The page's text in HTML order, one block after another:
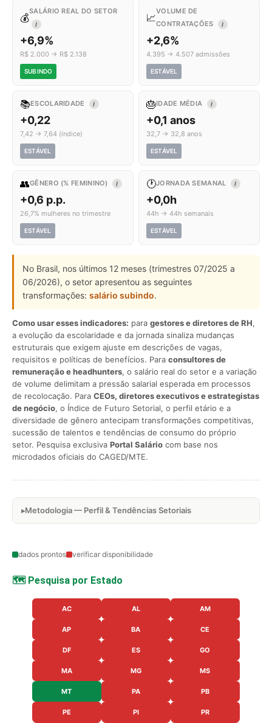
💰
SALÁRIO REAL DO SETOR
I
+6,9%
R$ 2.000 → R$ 2.138
SUBINDO
📈
VOLUME DE
CONTRATAÇÕES
I
+2,6%
4.395 → 4.507 admissões
ESTÁVEL
📚ESCOLARIDADE I
+0,22
7,42 → 7,64 (índice)
ESTÁVEL
🎂IDADE MÉDIA I
+0,1 anos
32,7 → 32,8 anos
ESTÁVEL
👥GÊNERO (% FEMININO) I
+0,6 p.p.
26,7% mulheres no trimestre
ESTÁVEL
🕐JORNADA SEMANAL I
+0,0h
44h → 44h semanais
ESTÁVEL
No Brasil, nos últimos 12 meses (trimestres 07/2025 a
06/2026), o setor apresentou as seguintes
transformações: salário subindo.
Como usar esses indicadores: para gestores e diretores de RH,
a evolução da escolaridade e da jornada sinaliza mudanças
estruturais que exigem ajuste em descrições de vagas,
requisitos e políticas de benefícios. Para consultores de
remuneração e headhunters, o salário real do setor e a variação
de volume delimitam a pressão salarial esperada em processos
de recolocação. Para CEOs, diretores executivos e estrategistas
de negócio, o Índice de Futuro Setorial, o perfil etário e a
diversidade de gênero antecipam transformações competitivas,
sucessão de talentos e tendências de consumo do próprio
setor. Pesquisa exclusiva Portal Salário com base nos
microdados oficiais do CAGED/MTE.
Metodologia — Perfil & Tendências Setoriais
dados prontos verificar disponibilidade
🗺️ Pesquisa por Estado
AC AL AM
AP BA CE
DF ES GO
MA MG MS
MT PA PB
PE PI PR